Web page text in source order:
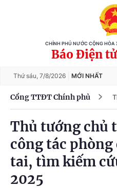
CHÍNH PHỦ NƯỚC CỘNG
Báo Điện
Thứ sáu, 7/8/2026 MỚI NHẤT
Cổng TTĐT Chính phủ
Thủ tướng chủ
công tác
tai, tìm kiếm
2025